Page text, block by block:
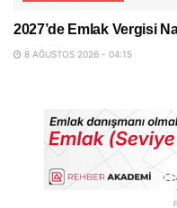
2027’de Emlak Vergisi
8 AĞUSTOS 2026 - 04:15